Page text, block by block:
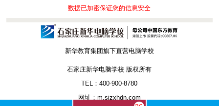
数据已加密保证您的信息安全
新华教育集团旗下直营电脑学校
石家庄新华电脑学校 版权所有
TEL：400-900-8780
网址：m.sjzxhdn.com